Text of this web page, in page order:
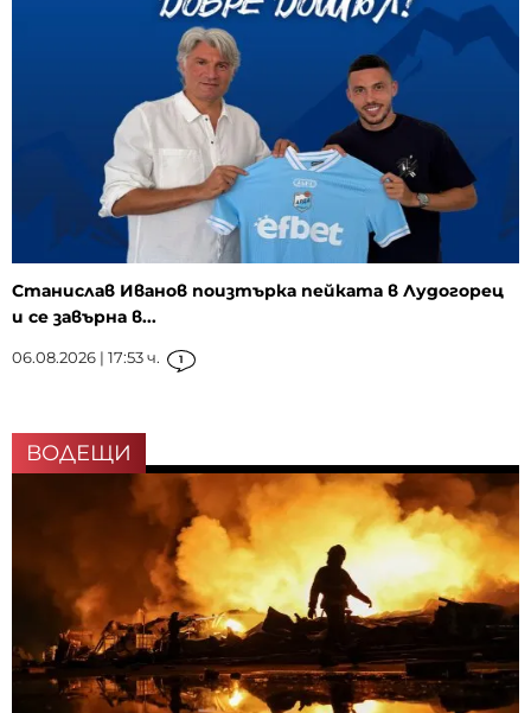
Станислав Иванов поизтърка пейката в Лудогорец
и се завърна в...
06.08.2026 | 17:53 ч. 1
ВОДЕЩИ